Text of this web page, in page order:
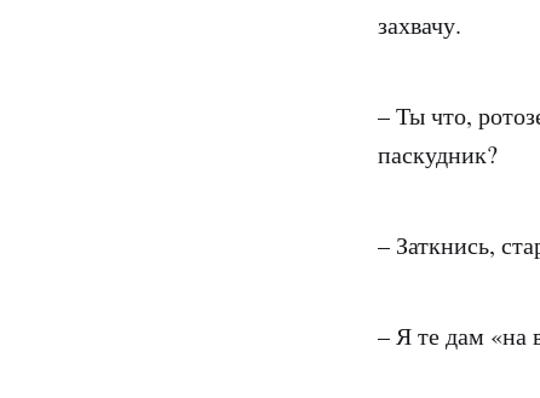
захвачу.
– Ты что,
паскудник?
– Заткнись,
– Я те дам «на